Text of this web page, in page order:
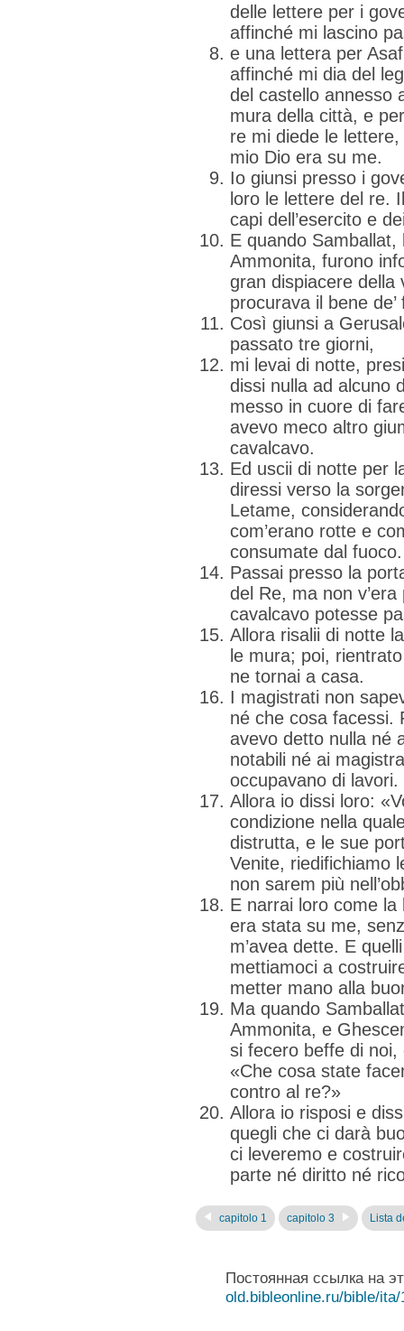
delle lettere per i
affinché mi lascino
e una lettera per
affinché mi dia del
del castello annesso
mura della città, e
re mi diede le
mio Dio era su me.
Io giunsi presso i
loro le lettere del re.
capi dell’esercito e
E quando
Ammonita, furono
gran dispiacere della
procurava il bene de’
Così giunsi a
passato tre giorni,
mi levai di notte,
dissi nulla ad alcuno
messo in cuore di
avevo meco altro
cavalcavo.
Ed uscii di notte per
diressi verso la
Letame,
com’erano rotte e
consumate dal fuoco.
Passai presso la
del Re, ma non
cavalcavo potesse
Allora risalii di notte
le mura; poi,
ne tornai a casa.
I magistrati non
né che cosa facessi.
avevo detto nulla né
notabili né ai
occupavano di lavori.
Allora io dissi loro:
condizione nella
distrutta, e le sue
Venite, riedifichiamo
non sarem più
E narrai loro come
era stata su me,
m’avea dette. E
mettiamoci a
metter mano alla
Ma quando
Ammonita, e
si fecero beffe di
«Che cosa state
contro al re?»
Allora io risposi e
quegli che ci darà
ci leveremo e
parte né diritto né
capitolo 1 capitolo 3 Lista
Постоянная ссылка на
old.bibleonline.ru/bible/ita/